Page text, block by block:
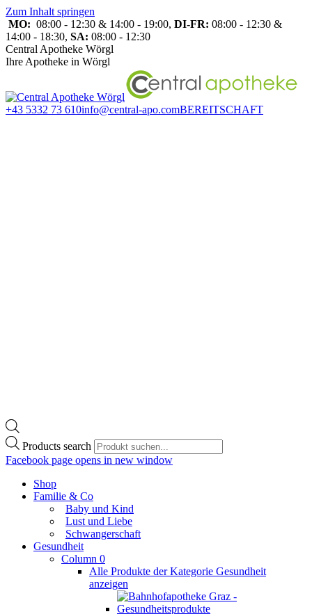
Zum Inhalt springen
MO: 08:00 - 12:30 & 14:00 - 19:00, DI-FR: 08:00 - 12:30 &
14:00 - 18:30, SA: 08:00 - 12:30
Central Apotheke Wörgl
Ihre Apotheke in Wörgl
+43 5332 73 610info@central-apo.comBEREITSCHAFT
Products search
Facebook page opens in new window
Shop
Familie & Co
Baby und Kind
Lust und Liebe
Schwangerschaft
Gesundheit
Column 0
Alle Produkte der Kategorie Gesundheit
anzeigen